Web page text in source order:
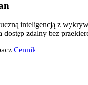
inteligencją z
zdalny bez
Cennik